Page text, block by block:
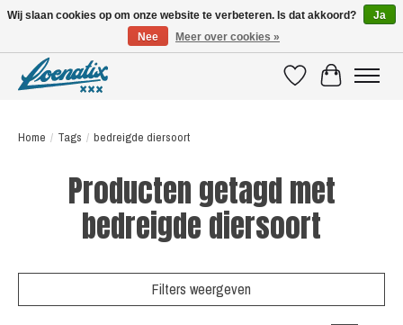
VerlanglijstWinkelwagen
Home / Tags / bedreigde diersoort
Producten getagd met
bedreigde diersoort
Filters weergeven
Wij slaan cookies op om onze website te verbeteren. Is dat akkoord?
Ja
Nee
Meer over cookies »